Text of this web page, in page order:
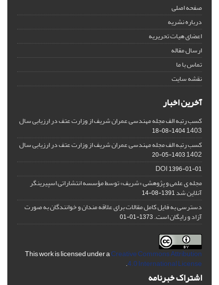
صفحه اصلی
درباره نشریه
اعضای هیات تحریریه
ارسال مقاله
تماس با ما
نقشه سایت
آخرین اخبار
کسب رتبه الف مجله مهندسی عمران شریف از وزارت عتف در ارزیابی سال
1403
1404-08-18
کسب رتبه الف مجله مهندسی عمران شریف از وزارت عتف در ارزیابی سال
1402
1403-05-20
DOI1396-01-01
مجله ی علمی و پژوهشی «شریف» توسط مؤسسه انتشاراتی اسپیرینگر
آنلاین شد1391-08-14
دسترسی به فایل کامل مقالات برای علاقه مندان و خوانندگان به صورت
آزاد و رایگان است.1373-01-01
This work is licensed under aCreative Commons Attribution
4.0 International License
.
اشتراک خبرنامه